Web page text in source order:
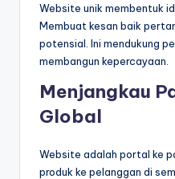
Website unik membentuk
Membuat kesan baik
potensial. Ini mendukung
membangun kepercayaan.
Menjangkau
Global
Website adalah portal ke
produk ke pelanggan di